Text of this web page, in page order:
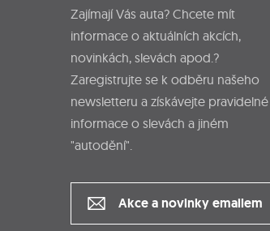
Zajímají Vás auta? Chcete mít
informace o aktuálních akcích,
novinkách, slevách apod.?
Zaregistrujte se k odběru našeho
newsletteru a získávejte pravidelné
informace o slevách a jiném
"autodění".
Akce a novinky emailem